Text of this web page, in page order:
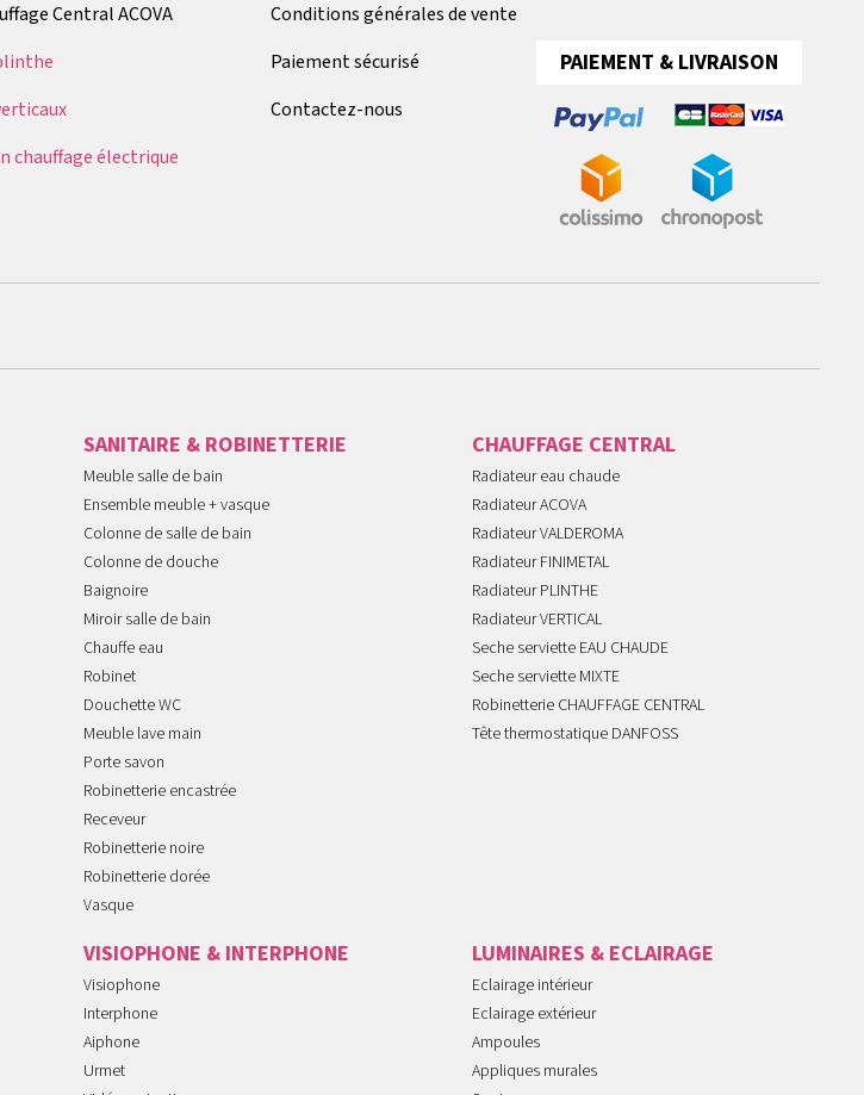
Central ACOVA
chauffage électrique
Conditions générales de vente
Paiement sécurisé
Contactez-nous
PAIEMENT & LIVRAISON
SANITAIRE & ROBINETTERIE
Meuble salle de bain
Ensemble meuble + vasque
Colonne de salle de bain
Colonne de douche
Baignoire
Miroir salle de bain
Chauffe eau
Robinet
Douchette WC
Meuble lave main
Porte savon
Robinetterie encastrée
Receveur
Robinetterie noire
Robinetterie dorée
Vasque
CHAUFFAGE CENTRAL
Radiateur eau chaude
Radiateur ACOVA
Radiateur VALDEROMA
Radiateur FINIMETAL
Radiateur PLINTHE
Radiateur VERTICAL
Seche serviette EAU CHAUDE
Seche serviette MIXTE
Robinetterie CHAUFFAGE CENTRAL
Tête thermostatique DANFOSS
VISIOPHONE & INTERPHONE
Visiophone
Interphone
Aiphone
Urmet
LUMINAIRES & ECLAIRAGE
Eclairage intérieur
Eclairage extérieur
Ampoules
Appliques murales